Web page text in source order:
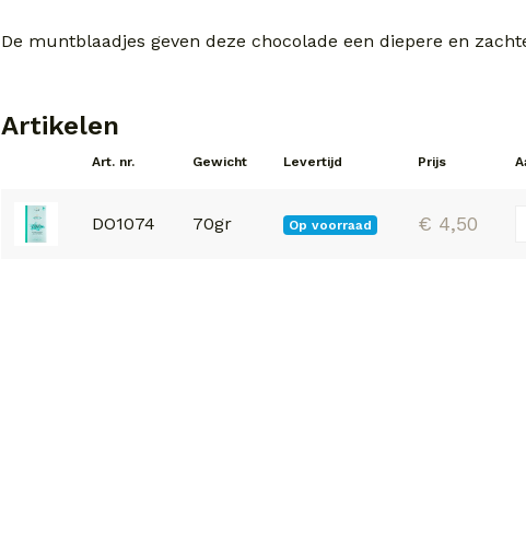
De muntblaadjes geven deze chocolade een diepere en
Artikelen
Art. nr. Gewicht Levertijd Prijs
DO1074 70gr Op voorraad € 4,50